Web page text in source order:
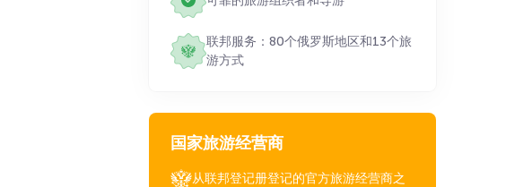
联邦服务：80个俄罗斯地区和13个旅
游方式
国家旅游经营商
从联邦登记册登记的官方旅游经营商之